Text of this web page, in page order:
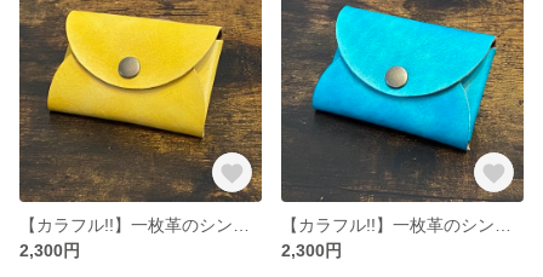
2,300円
2,300円